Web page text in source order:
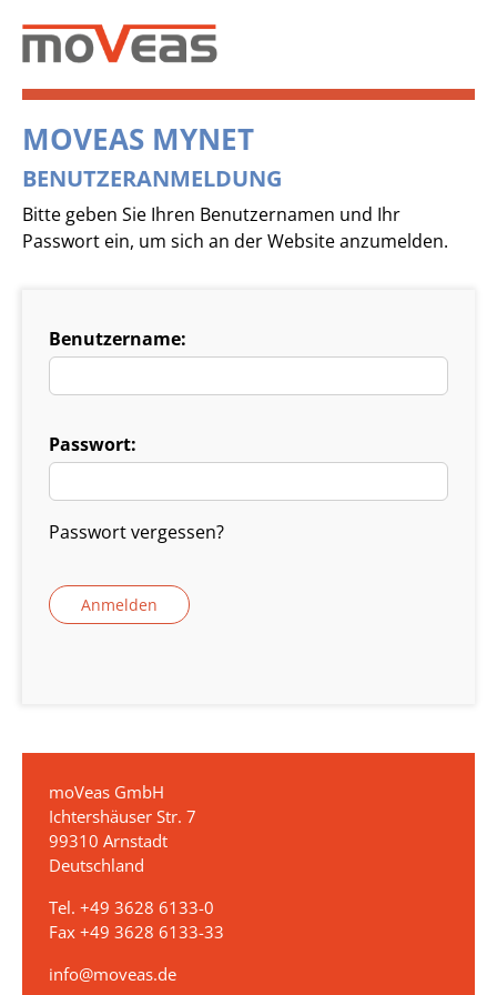
MOVEAS MYNET
BENUTZERANMELDUNG
Bitte geben Sie Ihren Benutzernamen und Ihr
Passwort ein, um sich an der Website anzumelden.
Benutzername:
Passwort:
Passwort vergessen?
moVeas GmbH
Ichtershäuser Str. 7
99310 Arnstadt
Deutschland
Tel. +49 3628 6133-0
Fax +49 3628 6133-33
info@moveas.de